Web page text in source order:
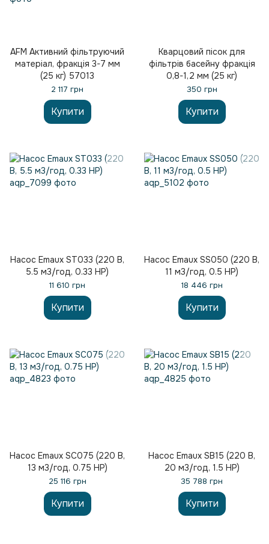
AFM Активний фільтруючий
матеріал, фракція 3-7 мм
(25 кг) 57013
2 117 грн
Купити
Кварцовий пісок для
фільтрів басейну фракція
0,8-1,2 мм (25 кг)
350 грн
Купити
Насос Emaux ST033 (220 В,
5.5 м3/год, 0.33 НР)
11 610 грн
Купити
Насос Emaux SS050 (220 В,
11 м3/год, 0.5 HP)
18 446 грн
Купити
Насос Emaux SC075 (220 В,
13 м3/год, 0.75 HP)
25 116 грн
Купити
Насос Emaux SB15 (220 В,
20 м3/год, 1.5 HP)
35 788 грн
Купити